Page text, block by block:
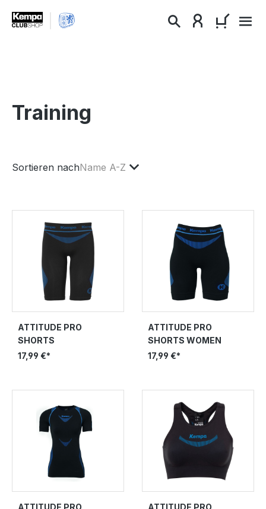
springen
Training
Sortieren nachName A-Z
ATTITUDE PRO
SHORTS
17,99 €*
ATTITUDE PRO
SHORTS WOMEN
17,99 €*
ATTITUDE PRO
ATTITUDE PRO